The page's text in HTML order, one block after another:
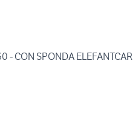
- CON SPONDA ELEFANTCAR